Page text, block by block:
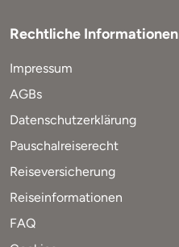
Rechtliche Informationen
Impressum
AGBs
Datenschutzerklärung
Pauschalreiserecht
Reiseversicherung
Reiseinformationen
FAQ